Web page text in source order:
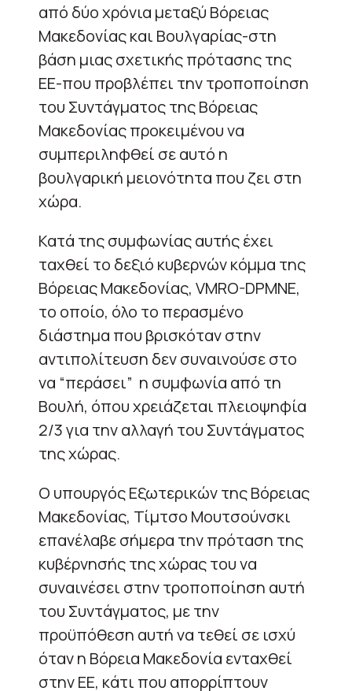
από δύο χρόνια μεταξύ Βόρειας
Μακεδονίας και Βουλγαρίας-στη
βάση μιας σχετικής πρότασης της
ΕΕ-που προβλέπει την τροποποίηση
του Συντάγματος της Βόρειας
Μακεδονίας προκειμένου να
συμπεριληφθεί σε αυτό η
βουλγαρική μειονότητα που ζει στη
χώρα.
Κατά της συμφωνίας αυτής έχει
ταχθεί το δεξιό κυβερνών κόμμα της
Βόρειας Μακεδονίας, VMRO-DPMNE,
το οποίο, όλο το περασμένο
διάστημα που βρισκόταν στην
αντιπολίτευση δεν συναινούσε στο
να “περάσει” η συμφωνία από τη
Βουλή, όπου χρειάζεται πλειοψηφία
2/3 για την αλλαγή του Συντάγματος
της χώρας.
Ο υπουργός Εξωτερικών της Βόρειας
Μακεδονίας, Τίμτσο Μουτσούνσκι
επανέλαβε σήμερα την πρόταση της
κυβέρνησής της χώρας του να
συναινέσει στην τροποποίηση αυτή
του Συντάγματος, με την
προϋπόθεση αυτή να τεθεί σε ισχύ
όταν η Βόρεια Μακεδονία ενταχθεί
στην ΕΕ, κάτι που απορρίπτουν